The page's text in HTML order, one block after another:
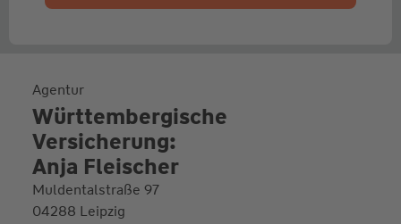
Agentur
Württembergische
Versicherung:
Anja Fleischer
Muldentalstraße 97
04288 Leipzig